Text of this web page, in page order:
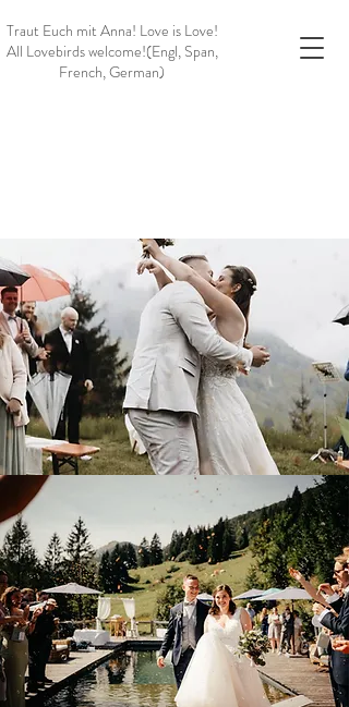
Traut Euch mit Anna! Love is Love!
All Lovebirds welcome!(Engl, Span,
French, German)